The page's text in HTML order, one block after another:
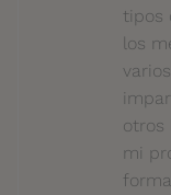
tipos
los
otros
mi